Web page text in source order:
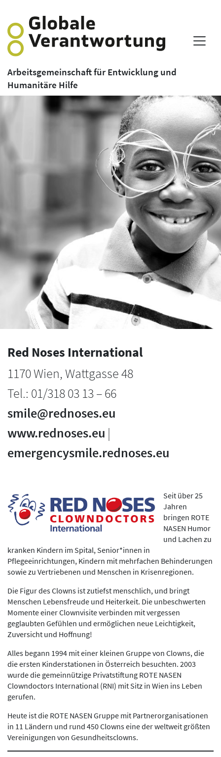
Arbeitsgemeinschaft für Entwicklung und
Humanitäre Hilfe
Red Noses International
1170 Wien, Wattgasse 48
Tel.: 01/318 03 13 – 66
smile@rednoses.eu
www.rednoses.eu |
emergencysmile.rednoses.eu
Seit über 25
Jahren
bringen ROTE
NASEN Humor
und Lachen zu
kranken Kindern im Spital, Senior*innen in
Pflegeeinrichtungen, Kindern mit mehrfachen Behinderungen
sowie zu Vertriebenen und Menschen in Krisenregionen.
Die Figur des Clowns ist zutiefst menschlich, und bringt
Menschen Lebensfreude und Heiterkeit. Die unbeschwerten
Momente einer Clownvisite verbinden mit vergessen
geglaubten Gefühlen und ermöglichen neue Leichtigkeit,
Zuversicht und Hoffnung!
Alles begann 1994 mit einer kleinen Gruppe von Clowns, die
die ersten Kinderstationen in Österreich besuchten. 2003
wurde die gemeinnützige Privatstiftung ROTE NASEN
Clowndoctors International (RNI) mit Sitz in Wien ins Leben
gerufen.
Heute ist die ROTE NASEN Gruppe mit Partnerorganisationen
in 11 Ländern und rund 450 Clowns eine der weltweit größten
Vereinigungen von Gesundheitsclowns.